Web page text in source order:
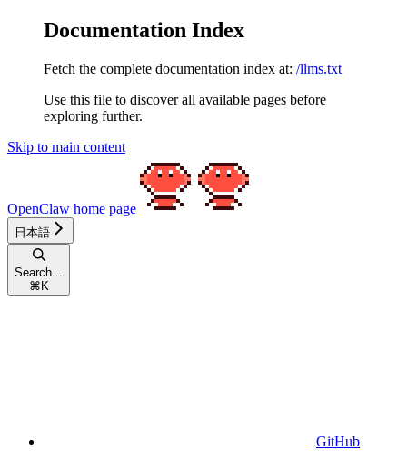
Documentation Index
Fetch the complete documentation index at: /llms.txt
Use this file to discover all available pages before
exploring further.
Skip to main content
OpenClaw home page
日本語
Search...
⌘ K
GitHub